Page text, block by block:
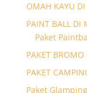
OMAH KAYU
PAINT BALL DI
Paket
PAKET BROMO
PAKET
Paket